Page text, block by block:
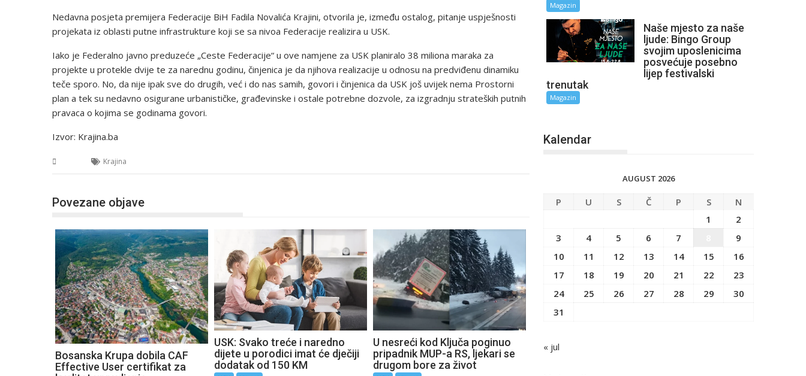
Nedavna posjeta premijera Federacije BiH Fadila Novalića Krajini, otvorila je, između ostalog, pitanje uspješnosti
projekata iz oblasti putne infrastrukture koji se sa nivoa Federacije realizira u USK.
Iako je Federalno javno preduzeće „Ceste Federacije“ u ove namjene za USK planiralo 38 miliona maraka za
projekte u protekle dvije te za narednu godinu, činjenica je da njihova realizacije u odnosu na predviđenu dinamiku
teče sporo. No, da nije ipak sve do drugih, već i do nas samih, govori i činjenica da USK još uvijek nema Prostorni
plan a tek su nedavno osigurane urbanističke, građevinske i ostale potrebne dozvole, za izgradnju strateških putnih
pravaca o kojima se godinama govori.
Izvor: Krajina.ba
Krajina
Povezane objave
Bosanska Krupa dobila CAF
Effective User certifikat za
USK: Svako treće i naredno
dijete u porodici imat će dječiji
dodatak od 150 KM
U nesreći kod Ključa poginuo
pripadnik MUP-a RS, ljekari se
drugom bore za život
Magazin
Naše mjesto za naše
ljude: Bingo Group
svojim uposlenicima
posvećuje posebno
lijep festivalski
trenutak
Magazin
Kalendar
AUGUST 2026
P U S Č P S
N
1
2
3
4 5 6 7
9
10
11 12 13 14 15
16
17
18 19 20 21 22
23
24
25 26 27 28 29
30
31
« jul